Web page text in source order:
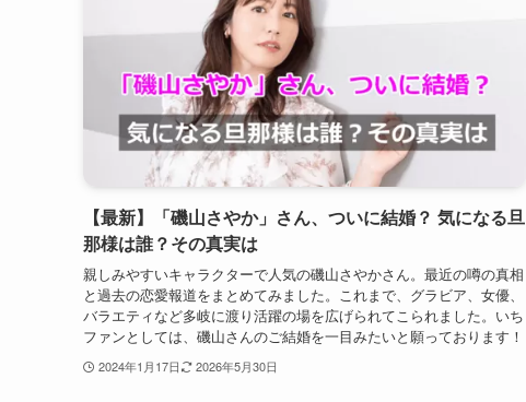
【最新】「磯山さやか」さん、ついに結婚？ 気になる旦
那様は誰？その真実は
親しみやすいキャラクターで人気の磯山さやかさん。最近の噂の真相
と過去の恋愛報道をまとめてみました。これまで、グラビア、女優、
バラエティなど多岐に渡り活躍の場を広げられてこられました。いち
ファンとしては、磯山さんのご結婚を一目みたいと願っております！
2024年1月17日 2026年5月30日